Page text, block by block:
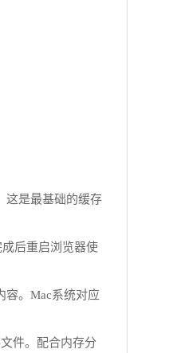
这是最基础的缓存
后重启浏览器使
容。Mac系统对应
件。配合内存分